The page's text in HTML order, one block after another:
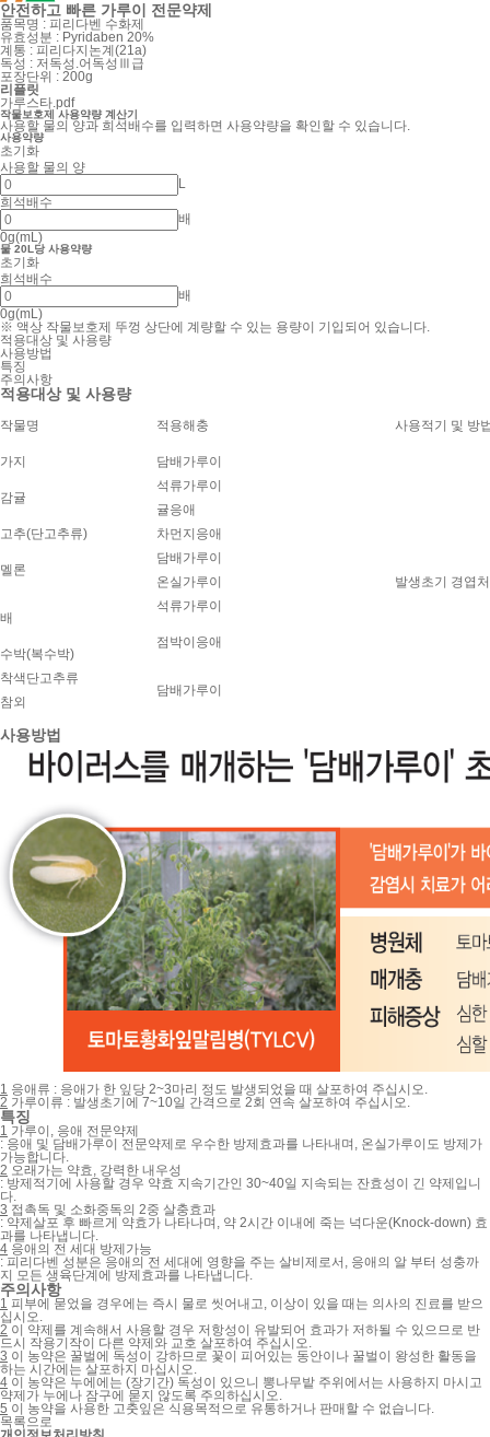
안전하고 빠른 가루이 전문약제
품목명 : 피리다벤 수화제
유효성분 : Pyridaben 20%
계통 : 피리다지논계(21a)
독성 : 저독성.어독성Ⅲ급
포장단위 : 200g
리플릿
가루스타.pdf
작물보호제 사용약량 계산기
사용할 물의 양과 희석배수를 입력하면 사용약량을 확인할 수 있습니다.
사용약량
초기화
사용할 물의 양
L
희석배수
배
0g(mL)
물 20L당 사용약량
초기화
희석배수
배
0g(mL)
※ 액상 작물보호제 뚜껑 상단에 계량할 수 있는 용량이 기입되어 있습니다.
적용대상 및 사용량
사용방법
특징
주의사항
적용대상 및 사용량
작물명 적용해충 사용적기 및 방
가지 담배가루이
발생초기 경엽
감귤
석류가루이
귤응애
고추(단고추류)
차먼지응애
멜론
담배가루이
온실가루이
배
석류가루이
점박이응애
수박(복수박)
착색단고추류
담배가루이
참외
사용방법
1 응애류 : 응애가 한 잎당 2~3마리 정도 발생되었을 때 살포하여 주십시오.
2 가루이류 : 발생초기에 7~10일 간격으로 2회 연속 살포하여 주십시오.
특징
1 가루이, 응애 전문약제
: 응애 및 담배가루이 전문약제로 우수한 방제효과를 나타내며, 온실가루이도 방제가
가능합니다.
2 오래가는 약효, 강력한 내우성
: 방제적기에 사용할 경우 약효 지속기간인 30~40일 지속되는 잔효성이 긴 약제입니
다.
3 접촉독 및 소화중독의 2중 살충효과
: 약제살포 후 빠르게 약효가 나타나며, 약 2시간 이내에 죽는 넉다운(Knock-down) 효
과를 나타냅니다.
4 응애의 전 세대 방제가능
: 피리다벤 성분은 응애의 전 세대에 영향을 주는 살비제로서, 응애의 알 부터 성충까
지 모든 생육단계에 방제효과를 나타냅니다.
주의사항
1 피부에 묻었을 경우에는 즉시 물로 씻어내고, 이상이 있을 때는 의사의 진료를 받으
십시오.
2 이 약제를 계속해서 사용할 경우 저항성이 유발되어 효과가 저하될 수 있으므로 반
드시 작용기작이 다른 약제와 교호 살포하여 주십시오.
3 이 농약은 꿀벌에 독성이 강하므로 꽃이 피어있는 동안이나 꿀벌이 왕성한 활동을
하는 시간에는 살포하지 마십시오.
4 이 농약은 누에에는 (장기간) 독성이 있으니 뽕나무밭 주위에서는 사용하지 마시고
약제가 누에나 잠구에 묻지 않도록 주의하십시오.
5 이 농약을 사용한 고춧잎은 식용목적으로 유통하거나 판매할 수 없습니다.
목록으로